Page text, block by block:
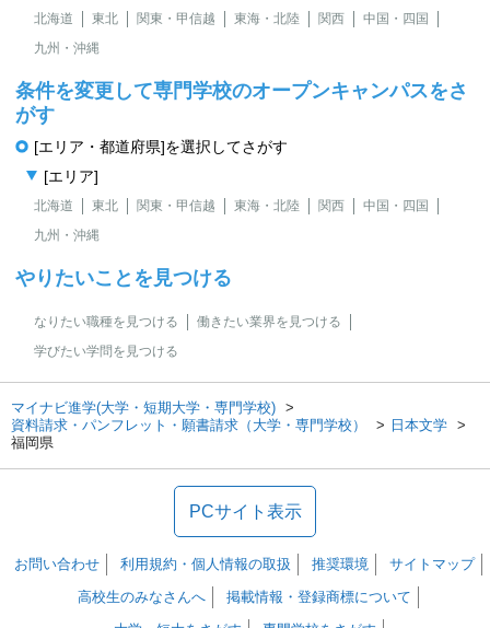
北海道 東北 関東・甲信越 東海・北陸 関西
中国・四国
九州・沖縄
条件を変更して専門学校のオープンキャンパスをさ
がす
[エリア・都道府県]を選択してさがす
[エリア]
北海道 東北 関東・甲信越 東海・北陸 関西
中国・四国
九州・沖縄
やりたいことを見つける
なりたい職種を見つける
働きたい業界を見つける
学びたい学問を見つける
マイナビ進学(大学・短期大学・専門学校)
資料請求・パンフレット・願書請求（大学・専門学校）
日本文学
福岡県
PCサイト表示
お問い合わせ 利用規約・個人情報の取扱 推奨環境
サイトマップ
高校生のみなさんへ
掲載情報・登録商標について